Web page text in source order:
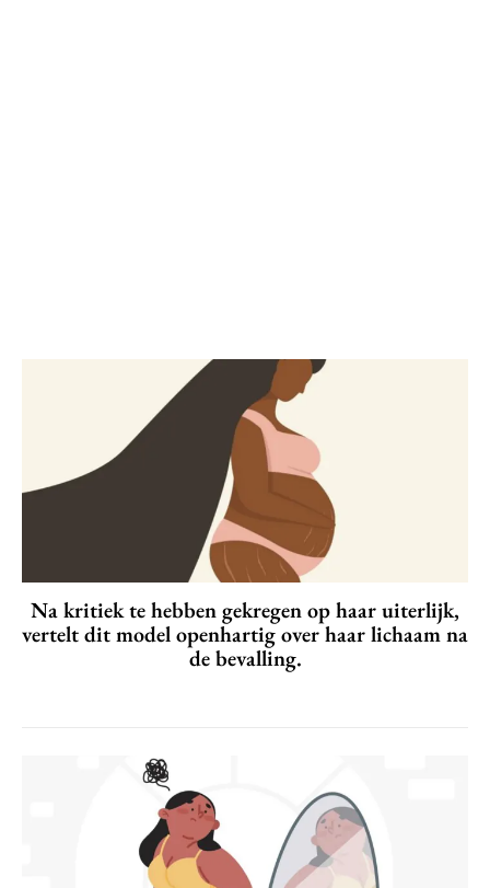
Na kritiek te hebben gekregen op haar uiterlijk,
vertelt dit model openhartig over haar lichaam na
de bevalling.